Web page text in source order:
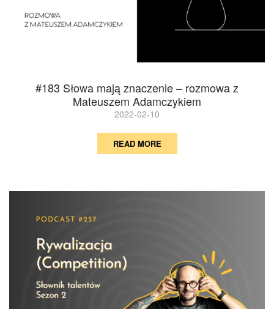
#183 Słowa mają znaczenie – rozmowa z
Mateuszem Adamczykiem
2022-02-10
READ MORE